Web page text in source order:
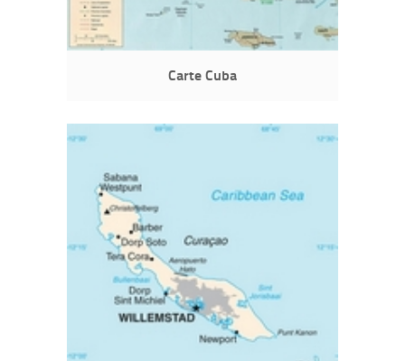
Carte Cuba